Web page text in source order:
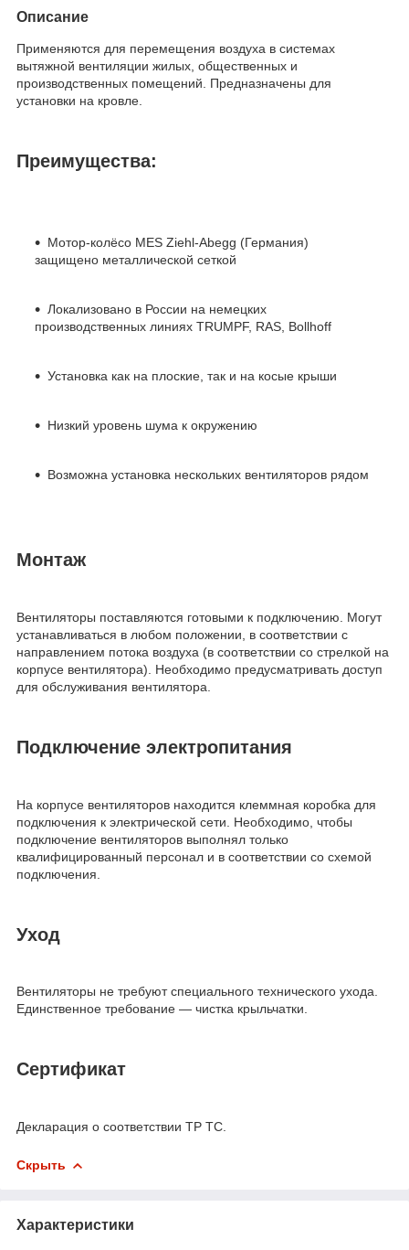
Описание
Применяются для перемещения воздуха в системах
вытяжной вентиляции жилых, общественных и
производственных помещений. Предназначены для
установки на кровле.
Преимущества:
Мотор-колёсо MES Ziehl-Abegg (Германия)
защищено металлической сеткой
Локализовано в России на немецких
производственных линиях TRUMPF, RAS, Bollhoff
Установка как на плоские, так и на косые крыши
Низкий уровень шума к окружению
Возможна установка нескольких вентиляторов рядом
Монтаж
Вентиляторы поставляются готовыми к подключению. Могут
устанавливаться в любом положении, в соответствии с
направлением потока воздуха (в соответствии со стрелкой на
корпусе вентилятора). Необходимо предусматривать доступ
для обслуживания вентилятора.
Подключение электропитания
На корпусе вентиляторов находится клеммная коробка для
подключения к электрической сети. Необходимо, чтобы
подключение вентиляторов выполнял только
квалифицированный персонал и в соответствии со схемой
подключения.
Уход
Вентиляторы не требуют специального технического ухода.
Единственное требование — чистка крыльчатки.
Сертификат
Декларация о соответствии ТР ТС.
Скрыть
Характеристики